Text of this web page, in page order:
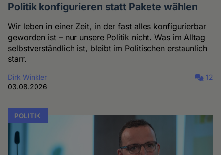
Politik konfigurieren statt Pakete wählen
Wir leben in einer Zeit, in der fast alles konfigurierbar
geworden ist – nur unsere Politik nicht. Was im Alltag
selbstverständlich ist, bleibt im Politischen erstaunlich
starr.
Dirk Winkler
03.08.2026
12
POLITIK